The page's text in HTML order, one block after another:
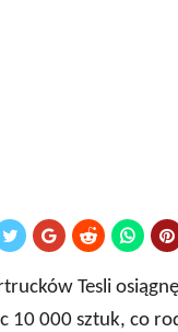
Tesli
10 000 sztuk, co